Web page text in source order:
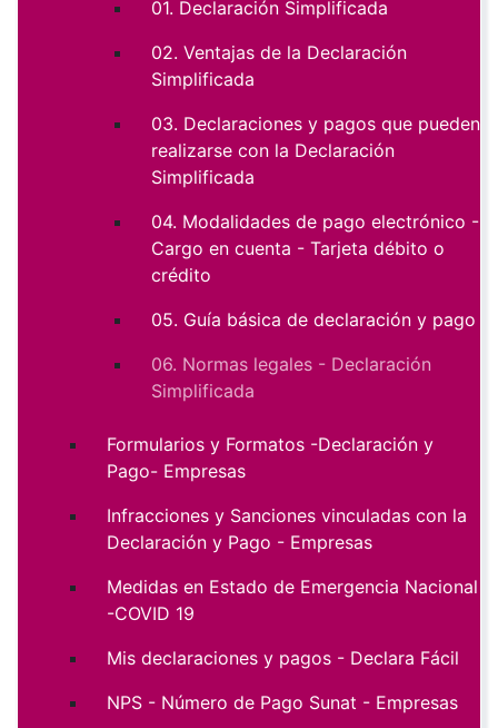
01. Declaración Simplificada
02. Ventajas de la Declaración
Simplificada
03. Declaraciones y pagos que pueden
realizarse con la Declaración
Simplificada
04. Modalidades de pago electrónico -
Cargo en cuenta - Tarjeta débito o
crédito
05. Guía básica de declaración y pago
06. Normas legales - Declaración
Simplificada
Formularios y Formatos -Declaración y
Pago- Empresas
Infracciones y Sanciones vinculadas con la
Declaración y Pago - Empresas
Medidas en Estado de Emergencia Nacional
-COVID 19
Mis declaraciones y pagos - Declara Fácil
NPS - Número de Pago Sunat - Empresas